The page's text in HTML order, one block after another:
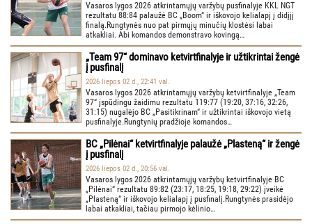
Vasaros lygos 2026 atkrintamųjų varžybų pusfinalyje KKL NGT
rezultatu 88:84 palaužė BC „Boom“ ir iškovojo kelialapį į didįjį
finalą.Rungtynės nuo pat pirmųjų minučių klostėsi labai
atkakliai. Abi komandos demonstravo kovingą…
„Team 97“ dominavo ketvirtfinalyje ir užtikrintai žengė
į pusfinalį
2026 liepos 02 d., 22:41 val.
Vasaros lygos 2026 atkrintamųjų varžybų ketvirtfinalyje „Team
97“ įspūdingu žaidimu rezultatu 119:77 (19:20, 37:16, 32:26,
31:15) nugalėjo BC „Pasitikrinam“ ir užtikrintai iškovojo vietą
pusfinalyje.Rungtynių pradžioje komandos…
BC „Pilėnai“ ketvirtfinalyje palaužė „Plasteną“ ir žengė
į pusfinalį
2026 liepos 02 d., 20:56 val.
Vasaros lygos 2026 atkrintamųjų varžybų ketvirtfinalyje BC
„Pilėnai“ rezultatu 89:82 (23:17, 18:25, 19:18, 29:22) įveikė
„Plasteną“ ir iškovojo kelialapį į pusfinalį.Rungtynės prasidėjo
labai atkakliai, tačiau pirmojo kėlinio…